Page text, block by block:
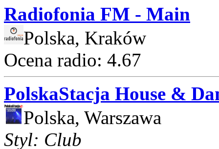
Radiofonia FM - Main
Polska, Kraków
Ocena radio: 4.67
PolskaStacja House &
Polska, Warszawa
Styl: Club